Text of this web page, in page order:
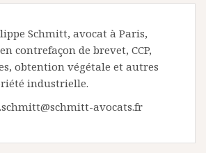
Schmitt, avocat à Paris,
contrefaçon de brevet, CCP,
obtention végétale et autres
industrielle.
avocats.fr